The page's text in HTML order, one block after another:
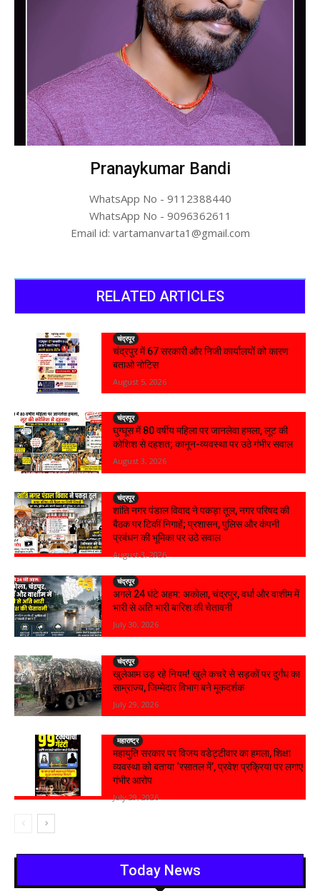
Pranaykumar Bandi
WhatsApp No - 9112388440
WhatsApp No - 9096362611
Email id: vartamanvarta1@gmail.com
RELATED ARTICLES
चंद्रपूर
चंद्रपुर में 67 सरकारी और निजी कार्यालयों को कारण
बताओ नोटिस
August 5, 2026
चंद्रपूर
घुग्घूस में 80 वर्षीय महिला पर जानलेवा हमला, लूट की
कोशिश से दहशत; कानून-व्यवस्था पर उठे गंभीर सवाल
August 3, 2026
चंद्रपूर
शांति नगर पंडाल विवाद ने पकड़ा तूल, नगर परिषद की
बैठक पर टिकीं निगाहें; प्रशासन, पुलिस और कंपनी
प्रबंधन की भूमिका पर उठे सवाल
August 3, 2026
चंद्रपूर
अगले 24 घंटे अहम: अकोला, चंद्रपुर, वर्धा और वाशीम में
भारी से अति भारी बारिश की चेतावनी
July 30, 2026
चंद्रपूर
खुलेआम उड़ रहे नियम! खुले कचरे से सड़कों पर दुर्गंध का
साम्राज्य, जिम्मेदार विभाग बने मूकदर्शक
July 29, 2026
महाराष्ट्र
महायुति सरकार पर विजय वडेट्टीवार का हमला, शिक्षा
व्यवस्था को बताया ‘रसातल में’, प्रवेश प्रक्रिया पर लगाए
गंभीर आरोप
July 29, 2026
Today News